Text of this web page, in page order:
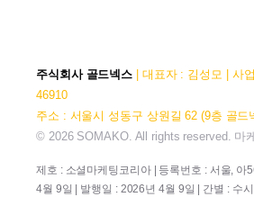
주식회사 골드넥스 | 대표자 : 김성모 | 사
46910
주소 : 서울시 성동구 상원길 62 (9층 골드
© 2026 SOMAKO. All rights reserved. 마
제호 : 소셜마케팅코리아 | 등록번호 : 서울, 아
4월 9일 | 발행일 : 2026년 4월 9일 | 간별 : 수시